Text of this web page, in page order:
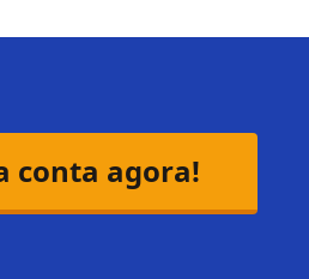
conta agora!